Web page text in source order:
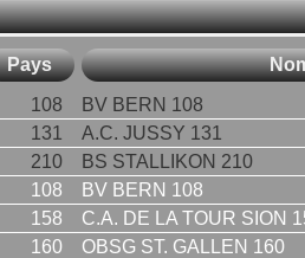
Pays
108 BV BERN 108
131 A.C. JUSSY 131
210 BS STALLIKON 210
108 BV BERN 108
158 C.A. DE LA TOUR SION
160 OBSG ST. GALLEN 160